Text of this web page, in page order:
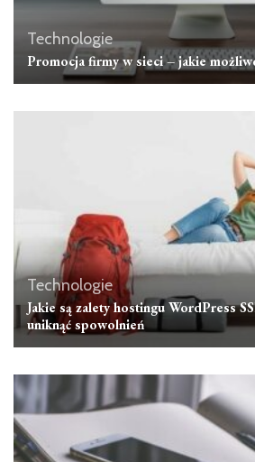
Technologie
Promocja firmy w sieci – jakie
Technologie
Jakie są zalety hostingu WordPress
uniknąć spowolnień